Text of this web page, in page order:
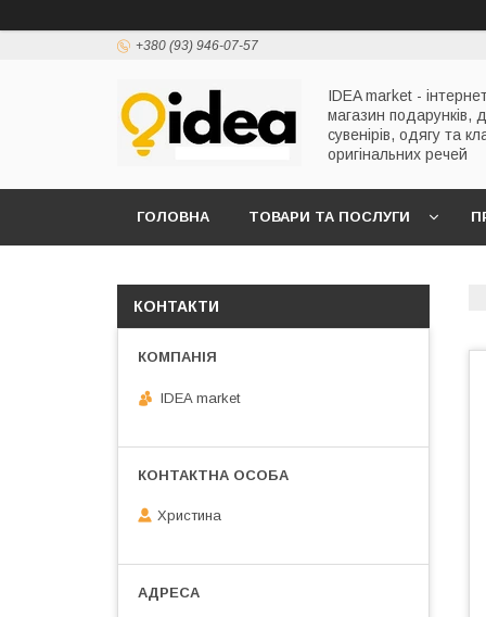
+380 (93) 946-07-57
IDEA market -
магазин подарунків,
сувенірів, одягу та
оригінальних речей
ГОЛОВНА ТОВАРИ ТА ПОСЛУГИ
КОНТАКТИ
IDEA market
Христина